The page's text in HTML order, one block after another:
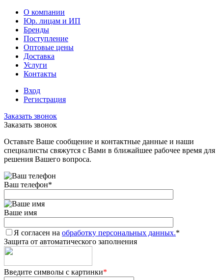
О компании
Юр. лицам и ИП
Бренды
Поступление
Оптовые цены
Доставка
Услуги
Контакты
Вход
Регистрация
Заказать звонок
Заказать звонок
Оставьте Ваше сообщение и контактные данные и наши
специалисты свяжутся с Вами в ближайшее рабочее время для
решения Вашего вопроса.
Ваш телефон*
Ваше имя
Я согласен на обработку персональных данных.*
Защита от автоматического заполнения
Введите символы с картинки*